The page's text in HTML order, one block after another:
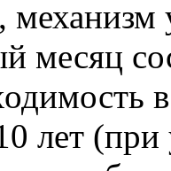
механизм
месяц
в
лет (при